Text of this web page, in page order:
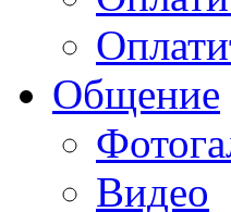
Общение
Видео